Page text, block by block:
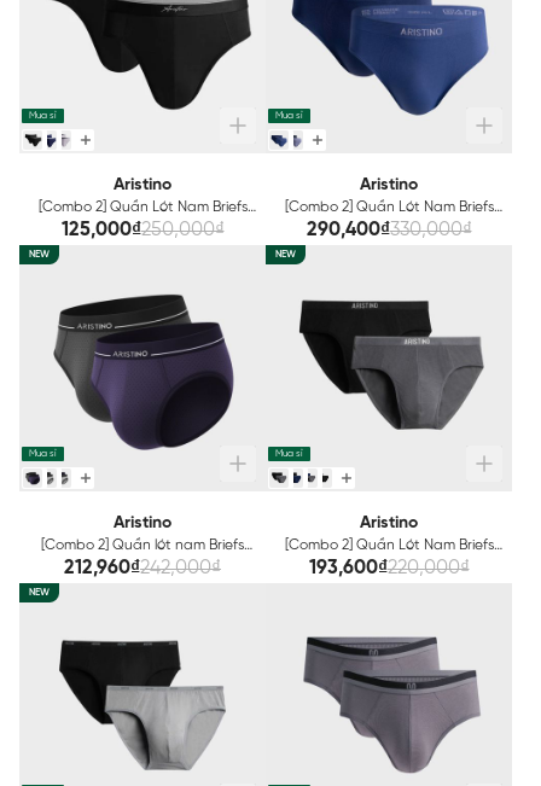
Mua sỉ
Aristino
[Combo 2] Quần Lót Nam Briefs
Aristino ABF006EDP02
125,000₫250,000₫
Mua sỉ
Aristino
[Combo 2] Quần Lót Nam Briefs
Aristino ABF012EXP02
290,400₫330,000₫
NEW
Mua sỉ
Aristino
[Combo 2] Quần lót nam Briefs
Aristino Polyamide Thông hơi
ABF003EXP02
212,960₫242,000₫
NEW
Mua sỉ
Aristino
[Combo 2] Quần Lót Nam Briefs
Bamboo Aristino ABF005EXP02
193,600₫220,000₫
NEW